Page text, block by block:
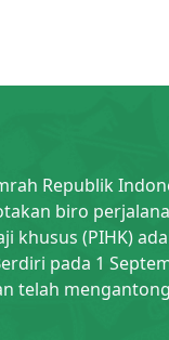
Republik
biro
khusus (PIHK)
pada 1
telah